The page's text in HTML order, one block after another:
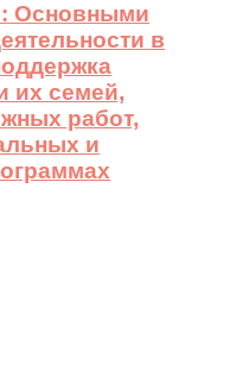
Основными
в
их семей,
работ,
и